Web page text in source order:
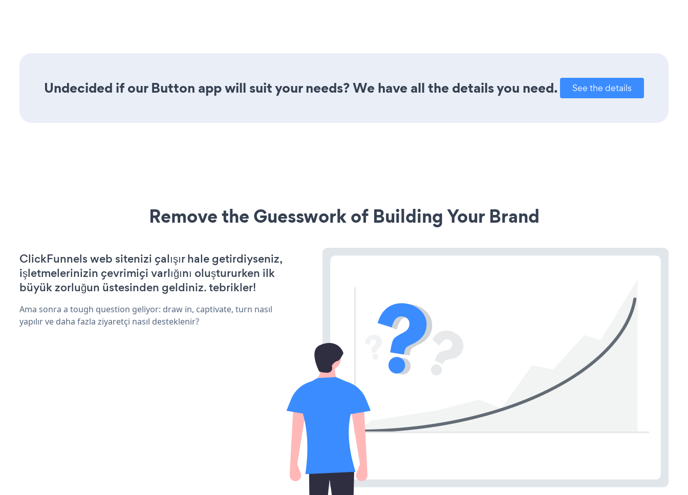
Undecided if our Button app will suit your needs? We have all the details you need. See the details
Remove the Guesswork of Building Your Brand
ClickFunnels web sitenizi çalışır hale getirdiyseniz,
işletmelerinizin çevrimiçi varlığını oluştururken ilk
büyük zorluğun üstesinden geldiniz. tebrikler!
Ama sonra a tough question geliyor: draw in, captivate, turn nasıl
yapılır ve daha fazla ziyaretçi nasıl desteklenir?